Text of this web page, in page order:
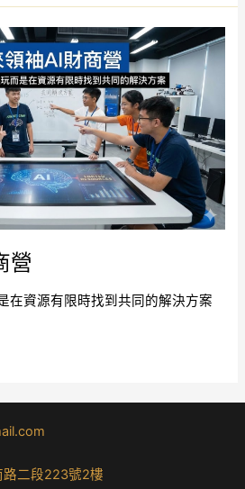
營
在資源有限時找到共同的解決方案
二段223號2樓